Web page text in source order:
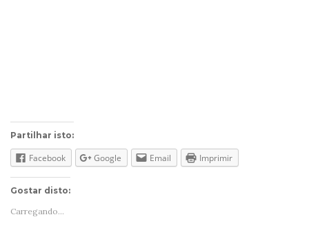
Partilhar isto:
Facebook Google Email Imprimir
Gostar disto:
Carregando...